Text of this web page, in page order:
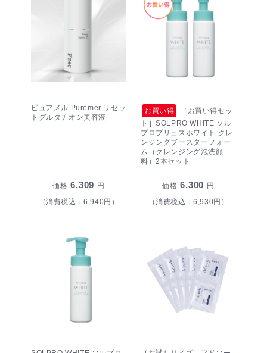
ピュアメル Puremer リセッ
トグルタチオン美容液
価格 6,309 円
（消費税込：6,940円）
お買い得
［お買い得セッ
ト］SOLPRO WHITE ソル
プロプリュスホワイト クレ
ンジングブースターフォー
ム（クレンジング泡洗顔
料）2本セット
価格 6,300 円
（消費税込：6,930円）